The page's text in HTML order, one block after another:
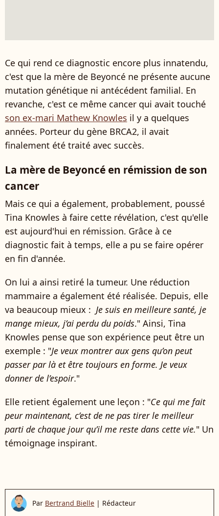
Ce qui rend ce diagnostic encore plus innatendu,
c'est que la mère de Beyoncé ne présente aucune
mutation génétique ni antécédent familial. En
revanche, c'est ce même cancer qui avait touché
son ex-mari Mathew Knowles il y a quelques
années. Porteur du gène BRCA2, il avait
finalement été traité avec succès.
La mère de Beyoncé en rémission de son
cancer
Mais ce qui a également, probablement, poussé
Tina Knowles à faire cette révélation, c'est qu'elle
est aujourd'hui en rémission. Grâce à ce
diagnostic fait à temps, elle a pu se faire opérer
en fin d'année.
On lui a ainsi retiré la tumeur. Une réduction
mammaire a également été réalisée. Depuis, elle
va beaucoup mieux : Je suis en meilleure santé, je
mange mieux, j’ai perdu du poids." Ainsi, Tina
Knowles pense que son expérience peut être un
exemple : "Je veux montrer aux gens qu’on peut
passer par là et être toujours en forme. Je veux
donner de l’espoir."
Elle retient également une leçon : "Ce qui me fait
peur maintenant, c’est de ne pas tirer le meilleur
parti de chaque jour qu’il me reste dans cette vie." Un
témoignage inspirant.
Par Bertrand Bielle | Rédacteur